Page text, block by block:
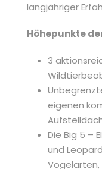
langjähriger
Höhepunkte
3
eigenen
Die Big 5 –
und
Vogelarten,